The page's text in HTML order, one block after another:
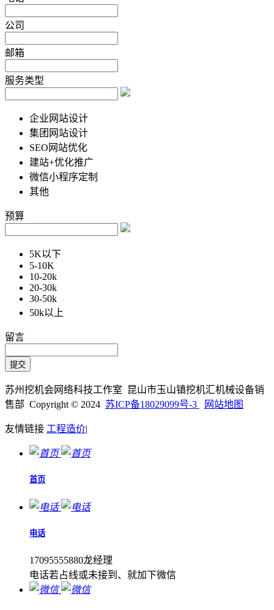
公司
邮箱
服务类型
企业网站设计
集团网站设计
SEO网站优化
建站+优化推广
微信小程序定制
其他
预算
5K以下
5-10K
10-20k
20-30k
30-50k
50k以上
留言
苏州挖机会网络科技工作室 昆山市玉山镇挖机汇机械设备销
售部 Copyright © 2024 苏ICP备18029099号-3 网站地图
友情链接 工程造价|
首页
电话
17095555880龙经理
电话若占线或未接到、就加下微信